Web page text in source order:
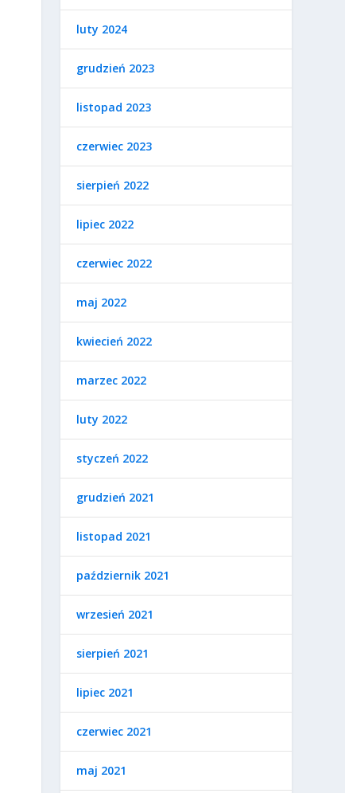
luty 2024
grudzień 2023
listopad 2023
czerwiec 2023
sierpień 2022
lipiec 2022
czerwiec 2022
maj 2022
kwiecień 2022
marzec 2022
luty 2022
styczeń 2022
grudzień 2021
listopad 2021
październik 2021
wrzesień 2021
sierpień 2021
lipiec 2021
czerwiec 2021
maj 2021